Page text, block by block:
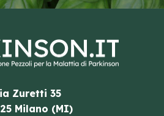
Zuretti 35
Milano (MI)